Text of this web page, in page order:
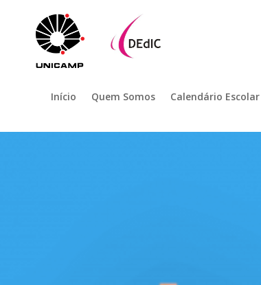
Início Quem Somos Calendário Escolar